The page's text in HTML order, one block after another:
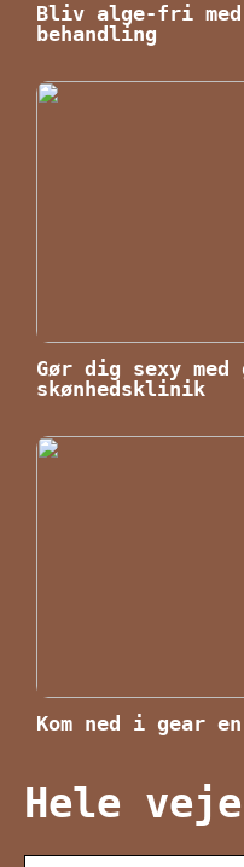
Bliv alge-fri
behandling
Gør dig sexy med
skønhedsklinik
Kom ned i gear
Hele